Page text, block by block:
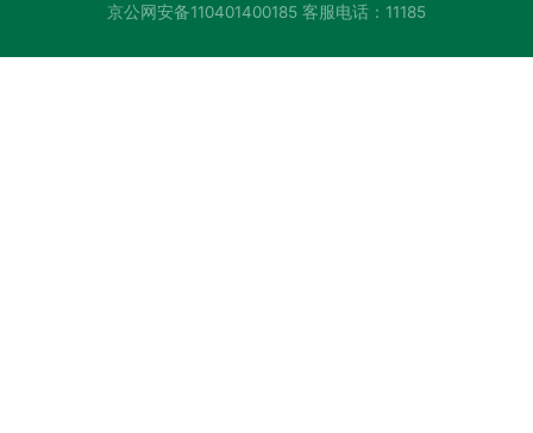
京公网安备110401400185 客服电话：11185